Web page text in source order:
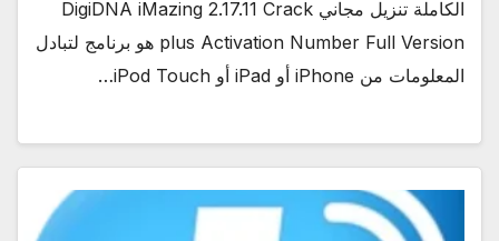
الكاملة تنزيل مجاني DigiDNA iMazing 2.17.11 Crack
plus Activation Number Full Version هو برنامج لتبادل
المعلومات من iPhone أو iPad أو iPod Touch…